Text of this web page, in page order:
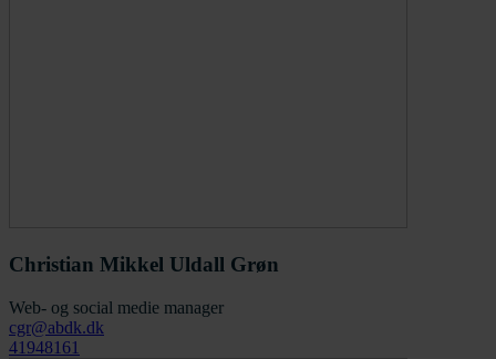
Christian Mikkel Uldall Grøn
Web- og social medie manager
cgr@abdk.dk
41948161